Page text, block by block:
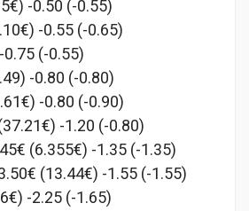
-0.50 (-0.55)
-0.55 (-0.65)
(-0.55)
-0.80 (-0.80)
-0.80 (-0.90)
-1.20 (-0.80)
(6.355€) -1.35 (-1.35)
(13.44€) -1.55 (-1.55)
-2.25 (-1.65)